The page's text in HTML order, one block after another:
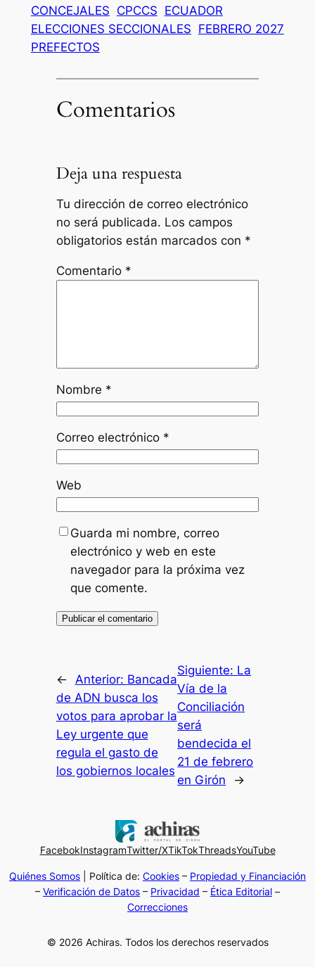
CONCEJALES CPCCS ECUADOR
ELECCIONES SECCIONALES FEBRERO 2027
PREFECTOS
Comentarios
Deja una respuesta
Tu dirección de correo electrónico
no será publicada. Los campos
obligatorios están marcados con *
Comentario *
Nombre *
Correo electrónico *
Web
Guarda mi nombre, correo
electrónico y web en este
navegador para la próxima vez
que comente.
← Anterior: Bancada
de ADN busca los
votos para aprobar la
Ley urgente que
regula el gasto de
los gobiernos locales
Siguiente: La
Vía de la
Conciliación
será
bendecida el
21 de febrero
en Girón
→
FacebokInstagramTwitter/XTikTokThreadsYouTube
Quiénes Somos | Política de: Cookies – Propiedad y Financiación
– Verificación de Datos – Privacidad – Ética Editorial –
Correcciones
© 2026 Achiras. Todos los derechos reservados